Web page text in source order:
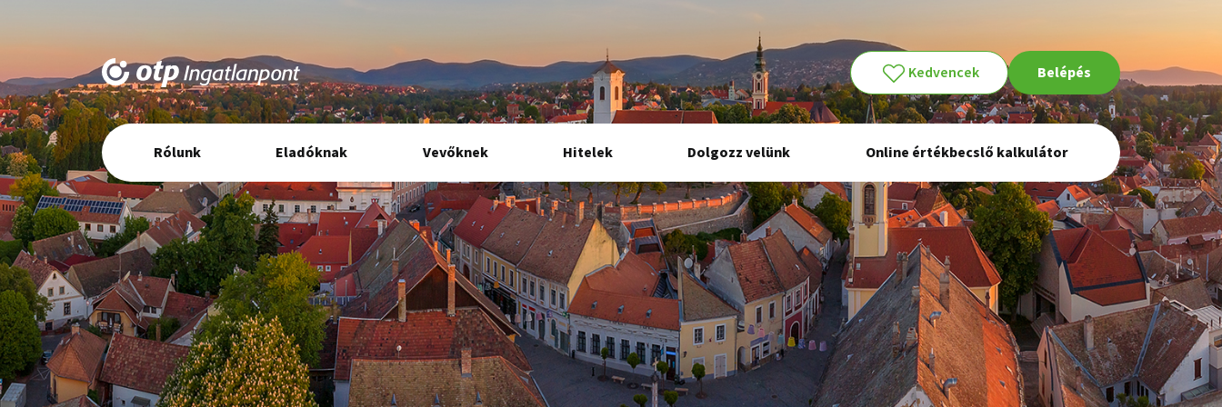
Kedvencek Belépés
Elsődleges
navigáció
Rólunk Eladóknak Vevőknek Hitelek Dolgozz velünk Online értékbecslő kalkulátor